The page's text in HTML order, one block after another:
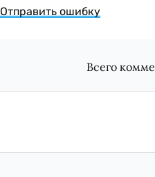
Отправить ошибку
Всего